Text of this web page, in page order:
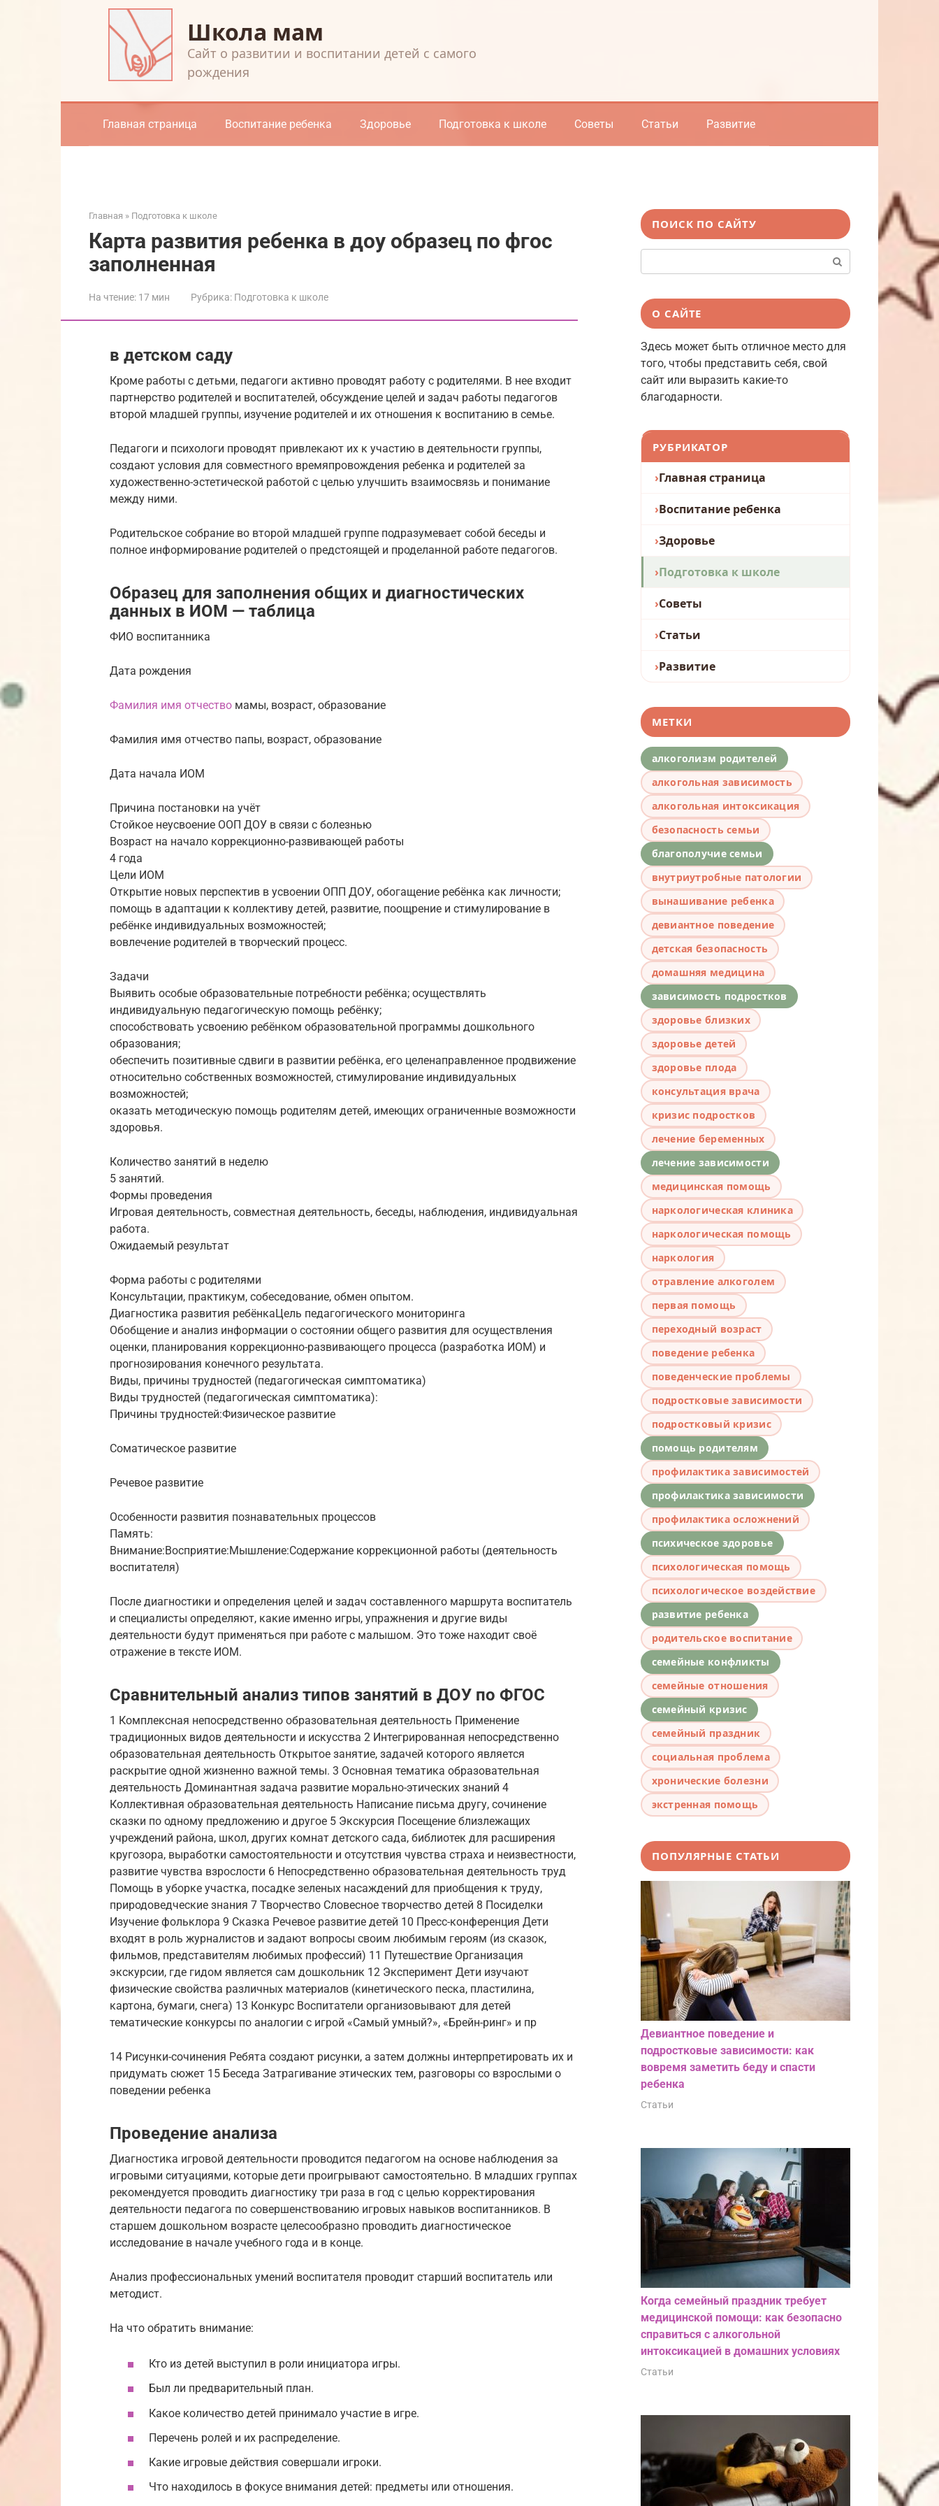
Школа мам
Cайт о развитии и воспитании детей с самого
рождения
Главная страница Воспитание ребенка Здоровье Подготовка к школе Советы Статьи Развитие
Главная » Подготовка к школе
Карта развития ребенка в доу образец по фгос
заполненная
На чтение: 17 мин Рубрика: Подготовка к школе
в детском саду
Кроме работы с детьми, педагоги активно проводят работу с родителями. В нее входит
партнерство родителей и воспитателей, обсуждение целей и задач работы педагогов
второй младшей группы, изучение родителей и их отношения к воспитанию в семье.
Педагоги и психологи проводят привлекают их к участию в деятельности группы,
создают условия для совместного времяпровождения ребенка и родителей за
художественно-эстетической работой с целью улучшить взаимосвязь и понимание
между ними.
Родительское собрание во второй младшей группе подразумевает собой беседы и
полное информирование родителей о предстоящей и проделанной работе педагогов.
Образец для заполнения общих и диагностических
данных в ИОМ — таблица
ФИО воспитанника
Дата рождения
Фамилия имя отчество мамы, возраст, образование
Фамилия имя отчество папы, возраст, образование
Дата начала ИОМ
Причина постановки на учёт
Стойкое неусвоение ООП ДОУ в связи с болезнью
Возраст на начало коррекционно-развивающей работы
4 года
Цели ИОМ
Открытие новых перспектив в усвоении ОПП ДОУ, обогащение ребёнка как личности;
помощь в адаптации к коллективу детей, развитие, поощрение и стимулирование в
ребёнке индивидуальных возможностей;
вовлечение родителей в творческий процесс.
Задачи
Выявить особые образовательные потребности ребёнка; осуществлять
индивидуальную педагогическую помощь ребёнку;
способствовать усвоению ребёнком образовательной программы дошкольного
образования;
обеспечить позитивные сдвиги в развитии ребёнка, его целенаправленное продвижение
относительно собственных возможностей, стимулирование индивидуальных
возможностей;
оказать методическую помощь родителям детей, имеющих ограниченные возможности
здоровья.
Количество занятий в неделю
5 занятий.
Формы проведения
Игровая деятельность, совместная деятельность, беседы, наблюдения, индивидуальная
работа.
Ожидаемый результат
Форма работы с родителями
Консультации, практикум, собеседование, обмен опытом.
Диагностика развития ребёнкаЦель педагогического мониторинга
Обобщение и анализ информации о состоянии общего развития для осуществления
оценки, планирования коррекционно-развивающего процесса (разработка ИОМ) и
прогнозирования конечного результата.
Виды, причины трудностей (педагогическая симптоматика)
Виды трудностей (педагогическая симптоматика):
Причины трудностей:Физическое развитие
Соматическое развитие
Речевое развитие
Особенности развития познавательных процессов
Память:
Внимание:Восприятие:Мышление:Содержание коррекционной работы (деятельность
воспитателя)
После диагностики и определения целей и задач составленного маршрута воспитатель
и специалисты определяют, какие именно игры, упражнения и другие виды
деятельности будут применяться при работе с малышом. Это тоже находит своё
отражение в тексте ИОМ.
Сравнительный анализ типов занятий в ДОУ по ФГОС
1 Комплексная непосредственно образовательная деятельность Применение
традиционных видов деятельности и искусства 2 Интегрированная непосредственно
образовательная деятельность Открытое занятие, задачей которого является
раскрытие одной жизненно важной темы. 3 Основная тематика образовательная
деятельность Доминантная задача развитие морально-этических знаний 4
Коллективная образовательная деятельность Написание письма другу, сочинение
сказки по одному предложению и другое 5 Экскурсия Посещение близлежащих
учреждений района, школ, других комнат детского сада, библиотек для расширения
кругозора, выработки самостоятельности и отсутствия чувства страха и неизвестности,
развитие чувства взрослости 6 Непосредственно образовательная деятельность труд
Помощь в уборке участка, посадке зеленых насаждений для приобщения к труду,
природоведческие знания 7 Творчество Словесное творчество детей 8 Посиделки
Изучение фольклора 9 Сказка Речевое развитие детей 10 Пресс-конференция Дети
входят в роль журналистов и задают вопросы своим любимым героям (из сказок,
фильмов, представителям любимых профессий) 11 Путешествие Организация
экскурсии, где гидом является сам дошкольник 12 Эксперимент Дети изучают
физические свойства различных материалов (кинетического песка, пластилина,
картона, бумаги, снега) 13 Конкурс Воспитатели организовывают для детей
тематические конкурсы по аналогии с игрой «Самый умный?», «Брейн-ринг» и пр
14 Рисунки-сочинения Ребята создают рисунки, а затем должны интерпретировать их и
придумать сюжет 15 Беседа Затрагивание этических тем, разговоры со взрослыми о
поведении ребенка
Проведение анализа
Диагностика игровой деятельности проводится педагогом на основе наблюдения за
игровыми ситуациями, которые дети проигрывают самостоятельно. В младших группах
рекомендуется проводить диагностику три раза в год с целью корректирования
деятельности педагога по совершенствованию игровых навыков воспитанников. В
старшем дошкольном возрасте целесообразно проводить диагностическое
исследование в начале учебного года и в конце.
Анализ профессиональных умений воспитателя проводит старший воспитатель или
методист.
На что обратить внимание:
Кто из детей выступил в роли инициатора игры.
Был ли предварительный план.
Какое количество детей принимало участие в игре.
Перечень ролей и их распределение.
Какие игровые действия совершали игроки.
Что находилось в фокусе внимания детей: предметы или отношения.
ПОИСК ПО САЙТУ
О САЙТЕ
Здесь может быть отличное место для
того, чтобы представить себя, свой
сайт или выразить какие-то
благодарности.
РУБРИКАТОР
Главная страница
Воспитание ребенка
Здоровье
Подготовка к школе
Советы
Статьи
Развитие
МЕТКИ
алкоголизм родителей
алкогольная зависимость
алкогольная интоксикация
безопасность семьи
благополучие семьи
внутриутробные патологии
вынашивание ребенка
девиантное поведение
детская безопасность
домашняя медицина
зависимость подростков
здоровье близких
здоровье детей
здоровье плода
консультация врача
кризис подростков
лечение беременных
лечение зависимости
медицинская помощь
наркологическая клиника
наркологическая помощь
наркология
отравление алкоголем
первая помощь
переходный возраст
поведение ребенка
поведенческие проблемы
подростковые зависимости
подростковый кризис
помощь родителям
профилактика зависимостей
профилактика зависимости
профилактика осложнений
психическое здоровье
психологическая помощь
психологическое воздействие
развитие ребенка
родительское воспитание
семейные конфликты
семейные отношения
семейный кризис
семейный праздник
социальная проблема
хронические болезни
экстренная помощь
ПОПУЛЯРНЫЕ СТАТЬИ
Девиантное поведение и
подростковые зависимости: как
вовремя заметить беду и спасти
ребенка
Статьи
Когда семейный праздник требует
медицинской помощи: как безопасно
справиться с алкогольной
интоксикацией в домашних условиях
Статьи